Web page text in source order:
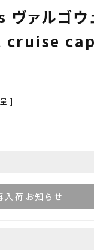
ァルゴウ
cruise cap
]
入荷お知らせ